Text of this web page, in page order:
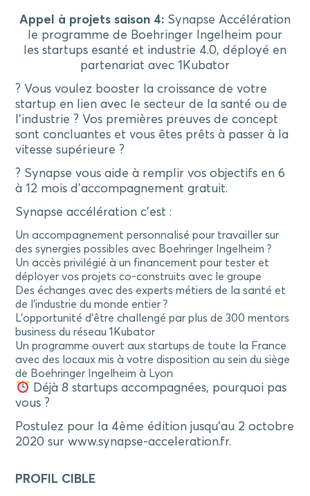
Appel à projets saison 4: Synapse Accélération
le programme de Boehringer Ingelheim pour
les startups esanté et industrie 4.0, déployé en
partenariat avec 1Kubator
? Vous voulez booster la croissance de votre
startup en lien avec le secteur de la santé ou de
l’industrie ? Vos premières preuves de concept
sont concluantes et vous êtes prêts à passer à la
vitesse supérieure ?
? Synapse vous aide à remplir vos objectifs en 6
à 12 mois d’accompagnement gratuit.
Synapse accélération c’est :
Un accompagnement personnalisé pour travailler sur
des synergies possibles avec Boehringer Ingelheim ?
Un accès privilégié à un financement pour tester et
déployer vos projets co-construits avec le groupe
Des échanges avec des experts métiers de la santé et
de l’industrie du monde entier ?
L’opportunité d’être challengé par plus de 300 mentors
business du réseau 1Kubator
Un programme ouvert aux startups de toute la France
avec des locaux mis à votre disposition au sein du siège
de Boehringer Ingelheim à Lyon
Déjà 8 startups accompagnées, pourquoi pas
vous ?
Postulez pour la 4ème édition jusqu’au 2 octobre
2020 sur www.synapse-acceleration.fr.
PROFIL CIBLE